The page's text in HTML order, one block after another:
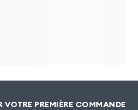
VOTRE PREMIÈRE COMMANDE